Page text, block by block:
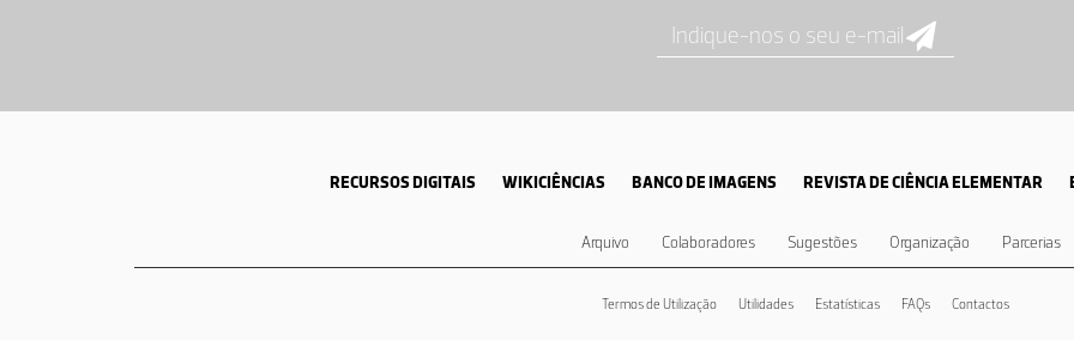
RECURSOS DIGITAIS WIKICIÊNCIAS BANCO DE IMAGENS REVISTA DE CIÊNCIA ELEMENTAR
Arquivo Colaboradores Sugestões Organização Parcerias
Termos de Utilização Utilidades Estatísticas FAQs Contactos